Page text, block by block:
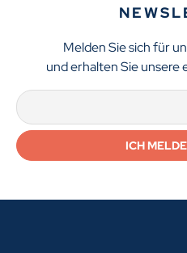
Melden Sie sich für
und erhalten Sie unsere